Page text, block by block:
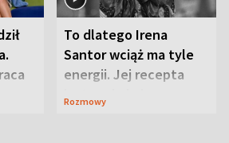
To dlatego Irena
Santor wciąż ma tyle
energii. Jej recepta
jest zaskakująco
Rozmowy